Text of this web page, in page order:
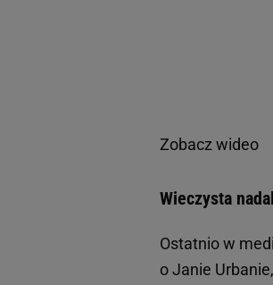
Zobacz wideo
Wieczysta
Ostatnio w
o Janie